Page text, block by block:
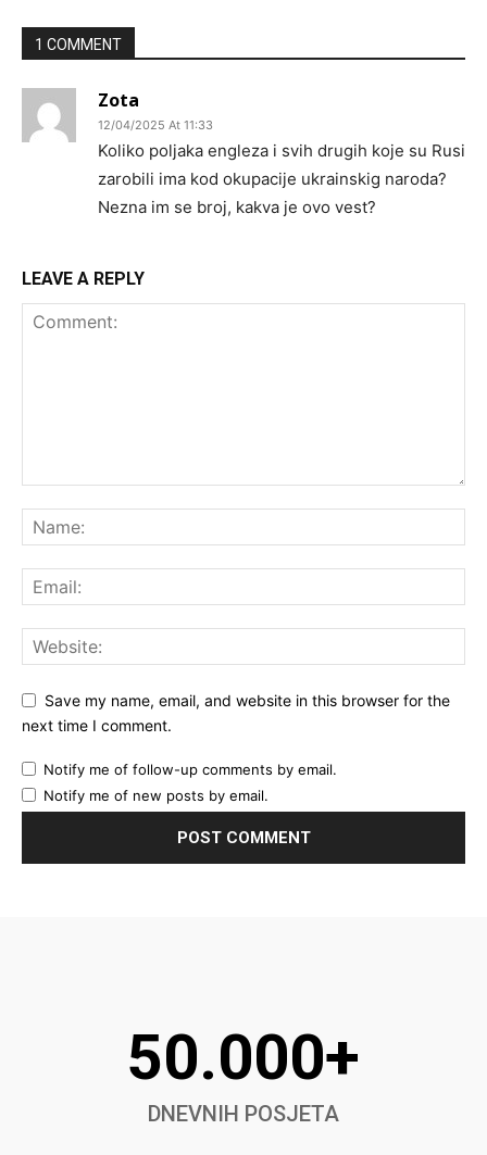
1 COMMENT
Zota
12/04/2025 At 11:33
Koliko poljaka engleza i svih drugih koje su Rusi
zarobili ima kod okupacije ukrainskig naroda?
Nezna im se broj, kakva je ovo vest?
LEAVE A REPLY
Save my name, email, and website in this browser for the
next time I comment.
Notify me of follow-up comments by email.
Notify me of new posts by email.
50.000+
DNEVNIH POSJETA